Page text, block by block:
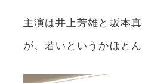
主演は井上芳雄と坂本
が、若いというかほと